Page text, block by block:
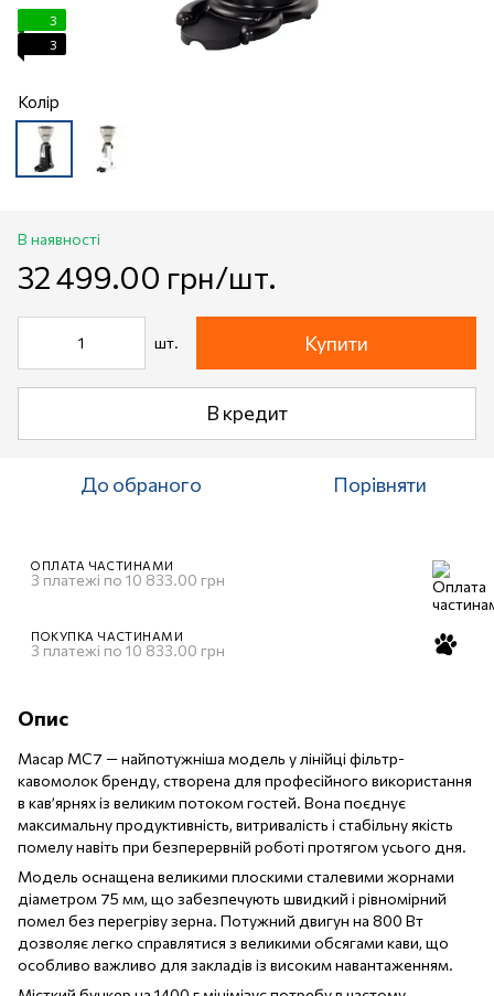
3
3
Колір
В наявності
32 499.00 грн/шт.
шт. Купити
В кредит
До обраного Порівняти
ОПЛАТА ЧАСТИНАМИ
3 платежі по 10 833.00 грн
ПОКУПКА ЧАСТИНАМИ
3 платежі по 10 833.00 грн
Опис
Macap MC7 — найпотужніша модель у лінійці фільтр-
кавомолок бренду, створена для професійного використання
в кав’ярнях із великим потоком гостей. Вона поєднує
максимальну продуктивність, витривалість і стабільну якість
помелу навіть при безперервній роботі протягом усього дня.
Модель оснащена великими плоскими сталевими жорнами
діаметром 75 мм, що забезпечують швидкий і рівномірний
помел без перегріву зерна. Потужний двигун на 800 Вт
дозволяє легко справлятися з великими обсягами кави, що
особливо важливо для закладів із високим навантаженням.